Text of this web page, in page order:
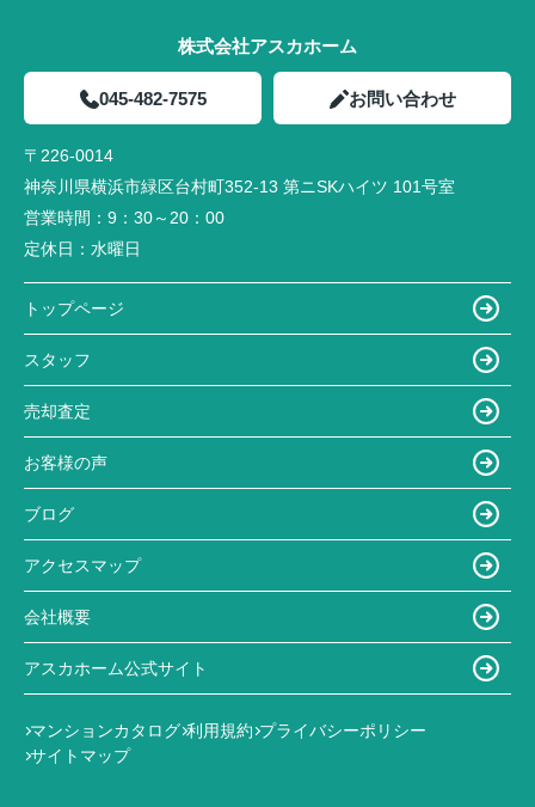
株式会社アスカホーム
045-482-7575 お問い合わせ
〒226-0014
神奈川県横浜市緑区台村町352-13 第ニSKハイツ 101号室
営業時間： 9：30～20：00
定休日： 水曜日
トップページ
スタッフ
売却査定
お客様の声
ブログ
アクセスマップ
会社概要
アスカホーム公式サイト
マンションカタログ 利用規約 プライバシーポリシー
サイトマップ